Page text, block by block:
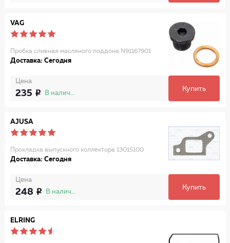
VAG
Пробка сливная масляного поддона N91167901
Доставка: Сегодня
Цена
235 В наличии
Купить
AJUSA
Прокладка выпускного коллектора 13015100
Доставка: Сегодня
Цена
248 В наличии
Купить
ELRING